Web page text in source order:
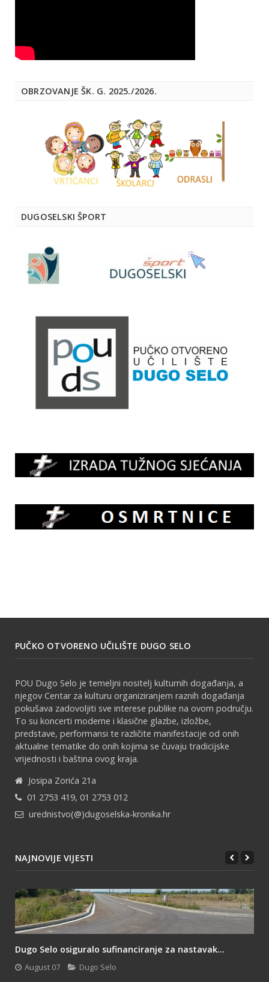
OBRZOVANJE ŠK. G. 2025./2026.
DUGOSELSKI ŠPORT
PUČKO OTVORENO UČILIŠTE DUGO SELO
POU Dugo Selo je temeljni nositelj kulturnih događanja, a
njegov Centar za kulturu organiziranjem raznih događanja
pokušava zadovoljiti sve interese publike na ovom području.
To su koncerti moderne i klasične glazbe, izložbe,
predstave, performansi te različite manifestacije od onih
aktualne tematike do onih kojima se čuvaju tradicijske
vrijednosti i baština ovog kraja.
Josipa Zorića 21a
01 2753 419, 01 2753 012
urednistvo(@)dugoselska-kronika.hr
NAJNOVIJE VIJESTI
Dugo Selo osiguralo sufinanciranje za nastavak...
August 07 Dugo Selo